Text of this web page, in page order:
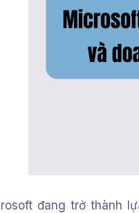
đang trở thành